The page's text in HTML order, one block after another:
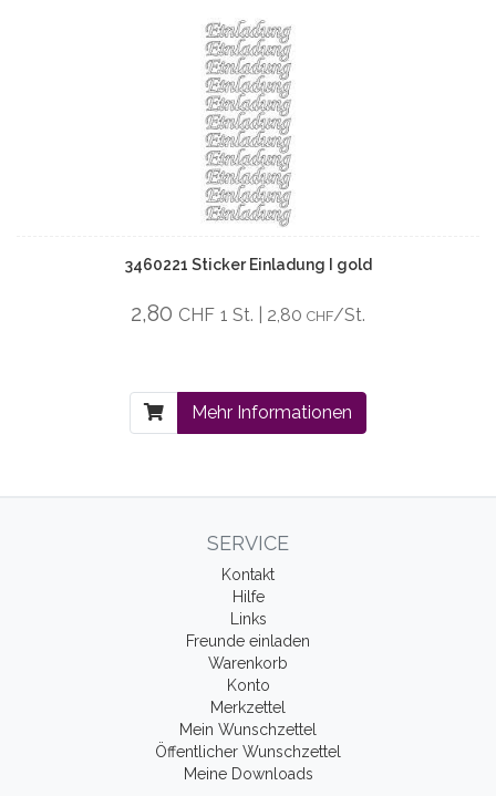
3460221 Sticker Einladung I gold
2,80 CHF 1 St. | 2,80 CHF/St.
Mehr Informationen
SERVICE
Kontakt
Hilfe
Links
Freunde einladen
Warenkorb
Konto
Merkzettel
Mein Wunschzettel
Öffentlicher Wunschzettel
Meine Downloads